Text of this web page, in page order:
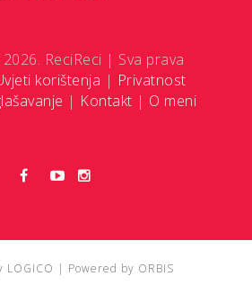
ReciReci | Sva prava
korištenja | Privatnost
| Kontakt | O meni
LOGICO | Powered by ORBIS